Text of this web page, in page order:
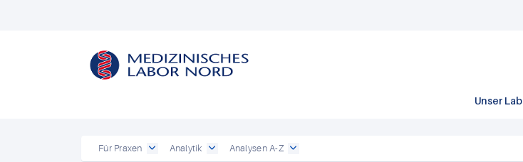
Unser
Für Praxen Analytik Analysen A-Z